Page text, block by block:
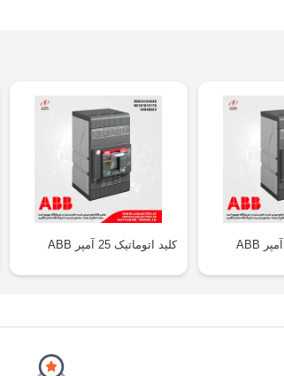
کلید اتوماتیک 25 آمپر ABB